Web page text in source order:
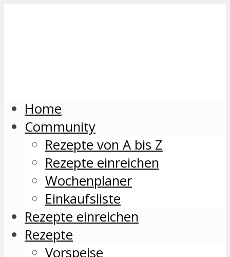
Home
Community
Rezepte von A bis Z
Rezepte einreichen
Wochenplaner
Einkaufsliste
Rezepte einreichen
Rezepte
Vorspeise